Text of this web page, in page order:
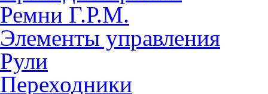
Ремни Г.Р.М.
Элементы управления
Рули
Переходники